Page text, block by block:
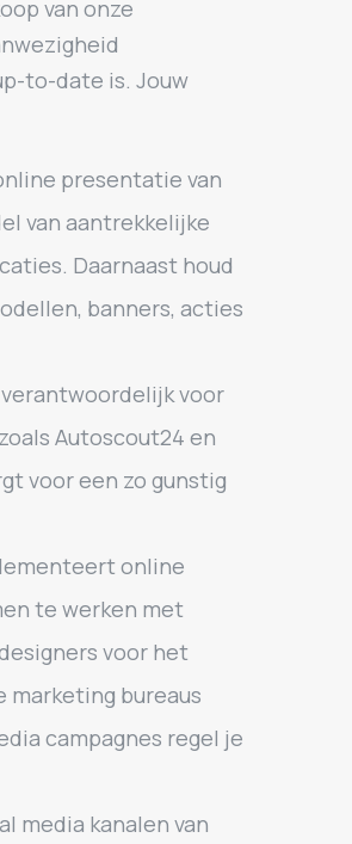
van onze
to-date is. Jouw
presentatie van
van aantrekkelijke
Daarnaast houd
banners, acties
voor
Autoscout24 en
voor een zo gunstig
online
te werken met
voor het
marketing bureaus
campagnes regel je
media kanalen van